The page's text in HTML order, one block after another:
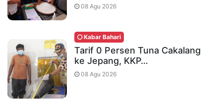
08 Agu 2026
Kabar Bahari
Tarif 0 Persen Tuna Cakalang
ke Jepang, KKP…
08 Agu 2026